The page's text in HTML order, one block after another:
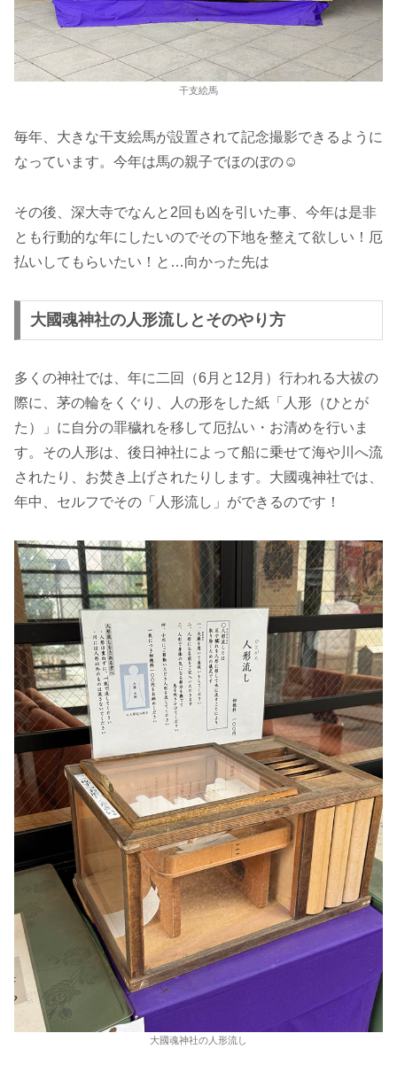
干支絵馬
毎年、大きな干支絵馬が設置されて記念撮影できるように
なっています。今年は馬の親子でほのぼの☺️
その後、深大寺でなんと2回も凶を引いた事、今年は是非
とも行動的な年にしたいのでその下地を整えて欲しい！厄
払いしてもらいたい！と…向かった先は
大國魂神社の人形流しとそのやり方
多くの神社では、年に二回（6月と12月）行われる大祓の
際に、茅の輪をくぐり、人の形をした紙「人形（ひとが
た）」に自分の罪穢れを移して厄払い・お清めを行いま
す。その人形は、後日神社によって船に乗せて海や川へ流
されたり、お焚き上げされたりします。大國魂神社では、
年中、セルフでその「人形流し」ができるのです！
大國魂神社の人形流し